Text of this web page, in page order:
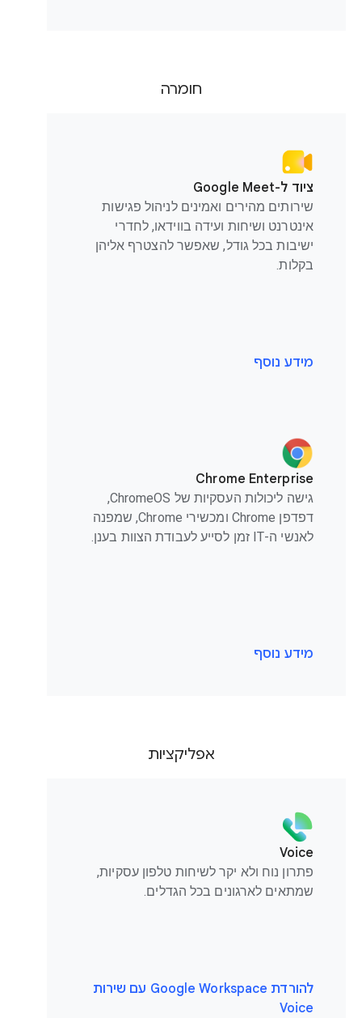
חומרה
ציוד ל-Google Meet
שירותים מהירים ואמינים לניהול פגישות
אינטרנט ושיחות ועידה בווידאו, לחדרי
ישיבות בכל גודל, שאפשר להצטרף אליהן
בקלות.
מידע נוסף
Chrome Enterprise
גישה ליכולות העסקיות של ChromeOS,
דפדפן Chrome ומכשירי Chrome, שמפנה
לאנשי ה-IT זמן לסייע לעבודת הצוות בענן.
מידע נוסף
אפליקציות
Voice
פתרון נוח ולא יקר לשיחות טלפון עסקיות,
שמתאים לארגונים בכל הגדלים.
להורדת Google Workspace עם שירות
Voice